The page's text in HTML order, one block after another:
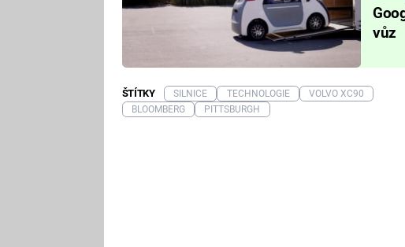
vůz
ŠTÍTKY SILNICE TECHNOLOGIE
VOLVO XC90
BLOOMBERG
PITTSBURGH